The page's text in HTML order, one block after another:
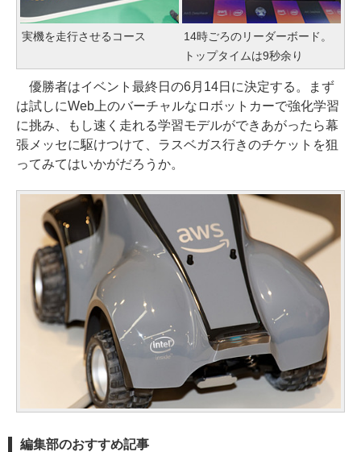
実機を走行させるコース
14時ごろのリーダーボード。
トップタイムは9秒余り
優勝者はイベント最終日の6月14日に決定する。まず
は試しにWeb上のバーチャルなロボットカーで強化学習
に挑み、もし速く走れる学習モデルができあがったら幕
張メッセに駆けつけて、ラスベガス行きのチケットを狙
ってみてはいかがだろうか。
編集部のおすすめ記事